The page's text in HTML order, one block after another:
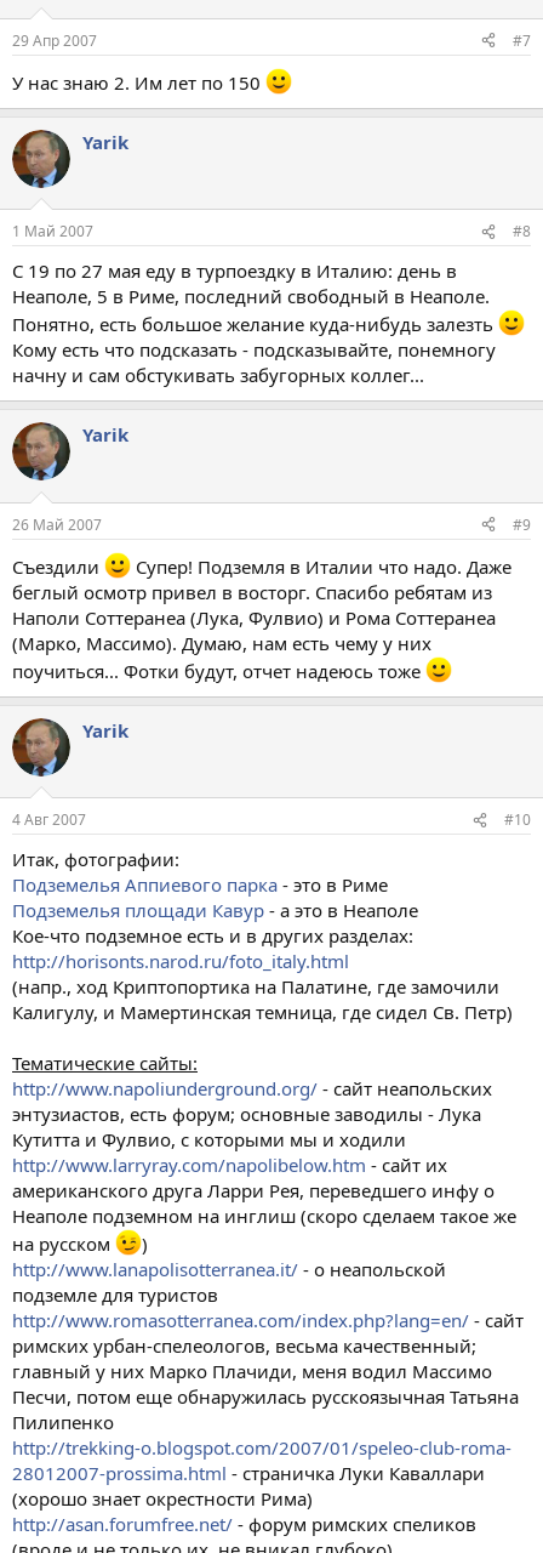
29 Апр 2007 #7
У нас знаю 2. Им лет по 150
Yarik
1 Май 2007 #8
С 19 по 27 мая еду в турпоездку в Италию: день в
Неаполе, 5 в Риме, последний свободный в Неаполе.
Понятно, есть большое желание куда-нибудь залезть
Кому есть что подсказать - подсказывайте, понемногу
начну и сам обстукивать забугорных коллег...
Yarik
26 Май 2007 #9
Съездили
Супер! Подземля в Италии что надо. Даже
беглый осмотр привел в восторг. Спасибо ребятам из
Наполи Соттеранеа (Лука, Фулвио) и Рома Соттеранеа
(Марко, Массимо). Думаю, нам есть чему у них
поучиться... Фотки будут, отчет надеюсь тоже
Yarik
4 Авг 2007 #10
Итак, фотографии:
Подземелья Аппиевого парка - это в Риме
Подземелья площади Кавур - а это в Неаполе
Кое-что подземное есть и в других разделах:
http://horisonts.narod.ru/foto_italy.html
(напр., ход Криптопортика на Палатине, где замочили
Калигулу, и Мамертинская темница, где сидел Св. Петр)
Тематические сайты:
http://www.napoliunderground.org/ - сайт неапольских
энтузиастов, есть форум; основные заводилы - Лука
Кутитта и Фулвио, с которыми мы и ходили
http://www.larryray.com/napolibelow.htm - сайт их
американского друга Ларри Рея, переведшего инфу о
Неаполе подземном на инглиш (скоро сделаем такое же
на русском
)
http://www.lanapolisotterranea.it/ - о неапольской
подземле для туристов
http://www.romasotterranea.com/index.php?lang=en/ - сайт
римских урбан-спелеологов, весьма качественный;
главный у них Марко Плачиди, меня водил Массимо
Песчи, потом еще обнаружилась русскоязычная Татьяна
Пилипенко
http://trekking-o.blogspot.com/2007/01/speleo-club-roma-
28012007-prossima.html - страничка Луки Каваллари
(хорошо знает окрестности Рима)
http://asan.forumfree.net/ - форум римских спеликов